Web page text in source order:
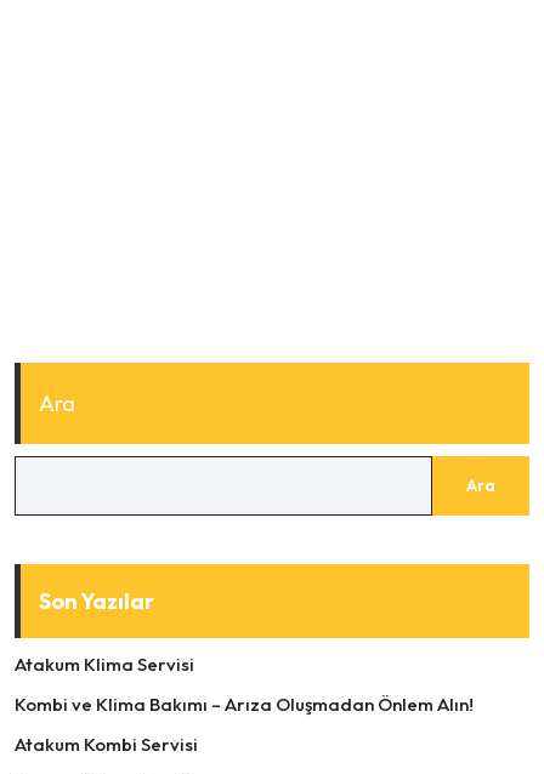
Ara
Ara
Son Yazılar
Atakum Klima Servisi
Kombi ve Klima Bakımı – Arıza Oluşmadan Önlem Alın!
Atakum Kombi Servisi